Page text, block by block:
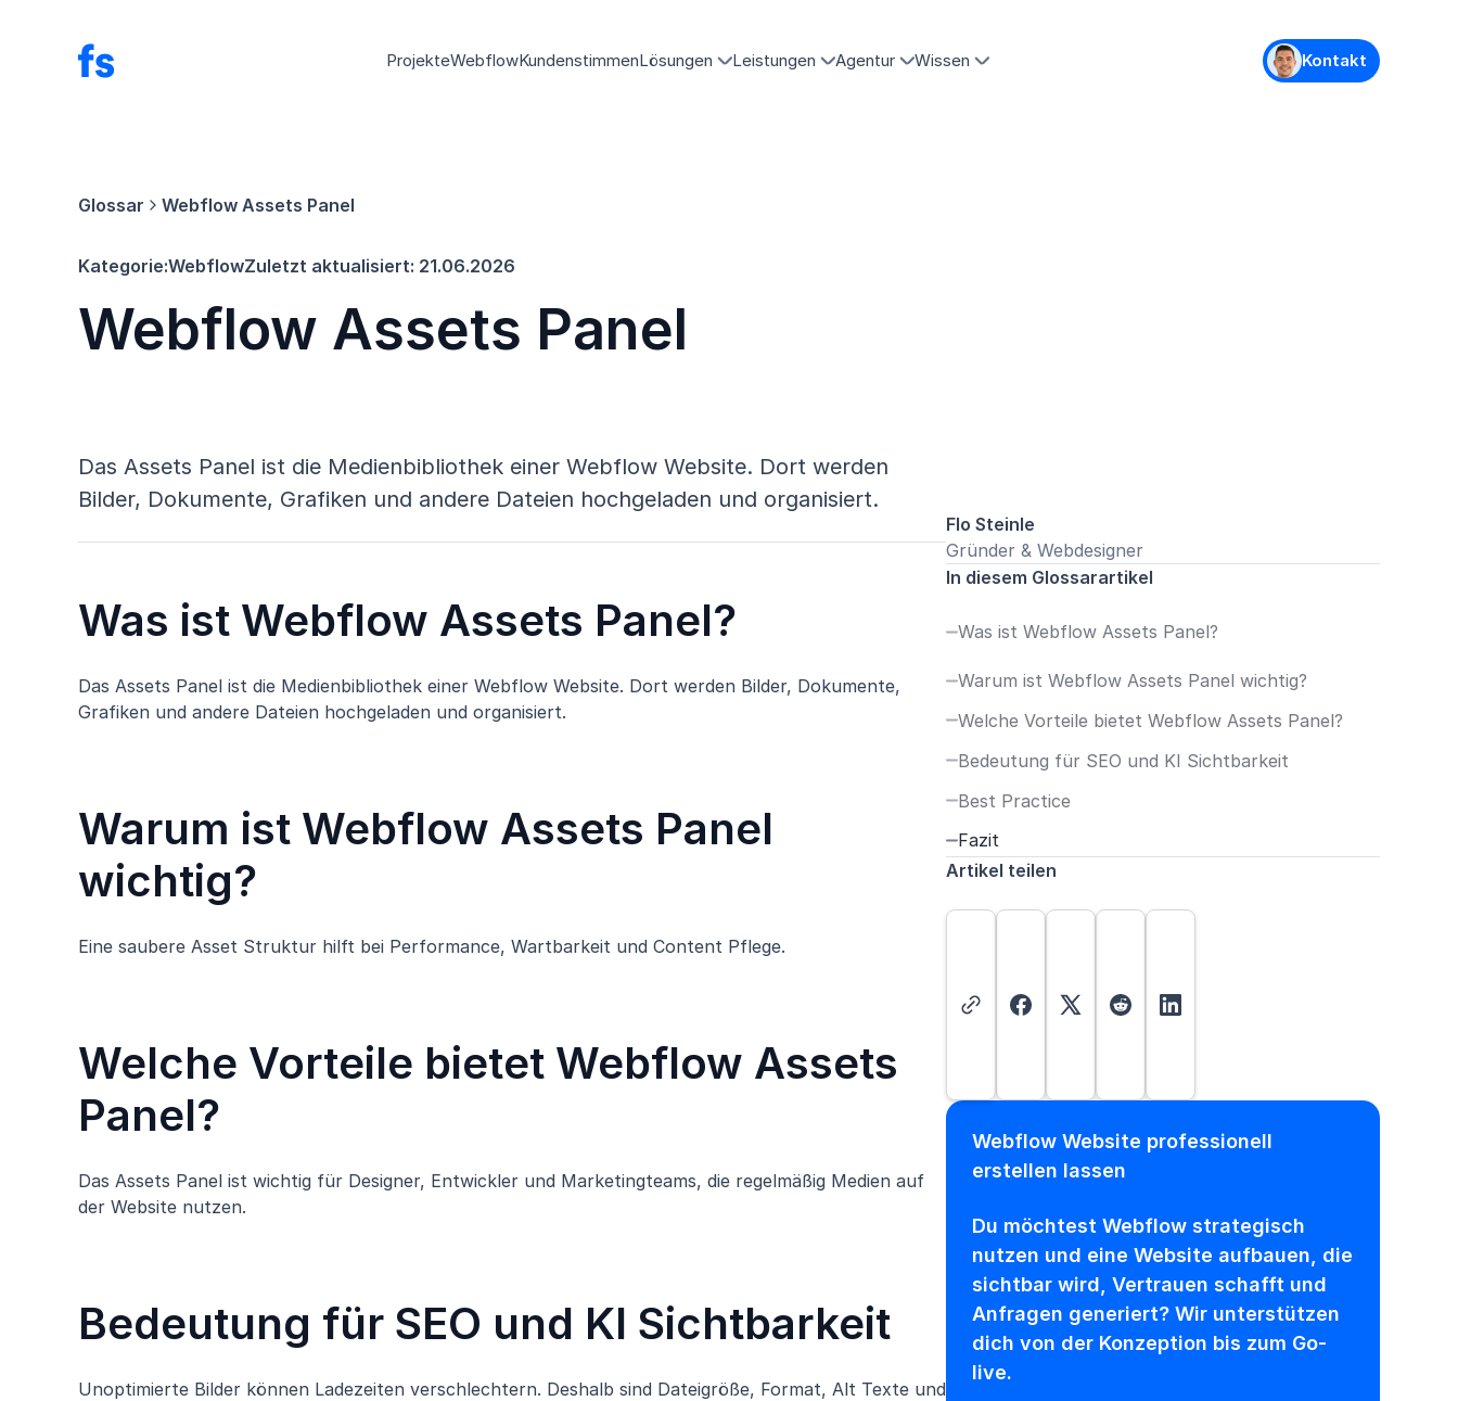
ProjekteWebflowKundenstimmenLösungen Leistungen Agentur Wissen Kontakt
Glossar Webflow Assets Panel
Kategorie:WebflowZuletzt aktualisiert: 21.06.2026
Webflow Assets Panel
Das Assets Panel ist die Medienbibliothek einer Webflow Website. Dort werden
Bilder, Dokumente, Grafiken und andere Dateien hochgeladen und organisiert.
Was ist Webflow Assets Panel?
Das Assets Panel ist die Medienbibliothek einer Webflow Website. Dort werden Bilder, Dokumente,
Grafiken und andere Dateien hochgeladen und organisiert.
Warum ist Webflow Assets Panel
wichtig?
Eine saubere Asset Struktur hilft bei Performance, Wartbarkeit und Content Pflege.
Welche Vorteile bietet Webflow Assets
Panel?
Das Assets Panel ist wichtig für Designer, Entwickler und Marketingteams, die regelmäßig Medien auf
der Website nutzen.
Bedeutung für SEO und KI Sichtbarkeit
Unoptimierte Bilder können Ladezeiten verschlechtern. Deshalb sind Dateigröße, Format, Alt Texte und
Flo Steinle
Gründer & Webdesigner
In diesem Glossarartikel
Was ist Webflow Assets Panel?
Warum ist Webflow Assets Panel wichtig?
Welche Vorteile bietet Webflow Assets Panel?
Bedeutung für SEO und KI Sichtbarkeit
Best Practice
Fazit
Artikel teilen
Webflow Website professionell
erstellen lassen
Du möchtest Webflow strategisch
nutzen und eine Website aufbauen, die
sichtbar wird, Vertrauen schafft und
Anfragen generiert? Wir unterstützen
dich von der Konzeption bis zum Go-
live.